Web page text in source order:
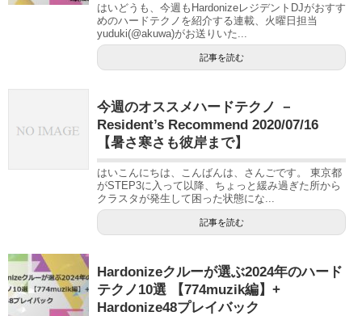
はいどうも、今週もHardonizeレジデントDJがおすす
めのハードテクノを紹介する連載、火曜日担当
yuduki(@akuwa)がお送りいた...
記事を読む
今週のオススメハードテクノ －
Resident’s Recommend 2020/07/16
【暑さ寒さも彼岸まで】
はいこんにちは、こんばんは、さんごです。 東京都
がSTEP3に入って以降、ちょっと緩み過ぎた所から
クラスタが発生して困った状態にな...
記事を読む
Hardonizeクルーが選ぶ2024年のハード
テクノ10選 【774muzik編】+
Hardonize48プレイバック